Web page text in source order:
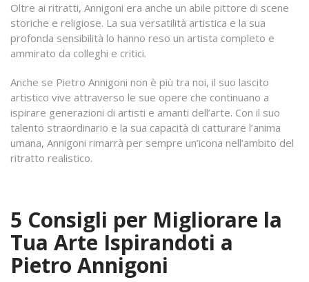
Oltre ai ritratti, Annigoni era anche un abile pittore di scene
storiche e religiose. La sua versatilità artistica e la sua
profonda sensibilità lo hanno reso un artista completo e
ammirato da colleghi e critici.
Anche se Pietro Annigoni non è più tra noi, il suo lascito
artistico vive attraverso le sue opere che continuano a
ispirare generazioni di artisti e amanti dell’arte. Con il suo
talento straordinario e la sua capacità di catturare l’anima
umana, Annigoni rimarrà per sempre un’icona nell’ambito del
ritratto realistico.
5 Consigli per Migliorare la
Tua Arte Ispirandoti a
Pietro Annigoni